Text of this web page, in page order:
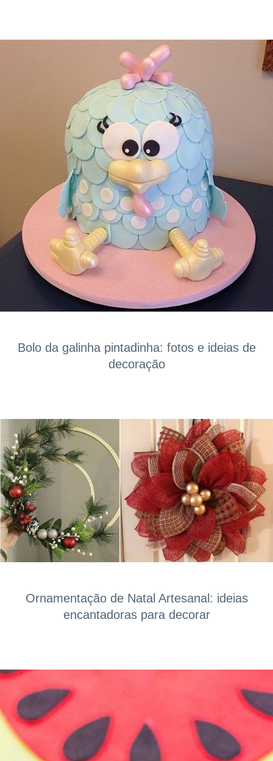
Bolo da galinha pintadinha: fotos e ideias de
decoração
Ornamentação de Natal Artesanal: ideias
encantadoras para decorar